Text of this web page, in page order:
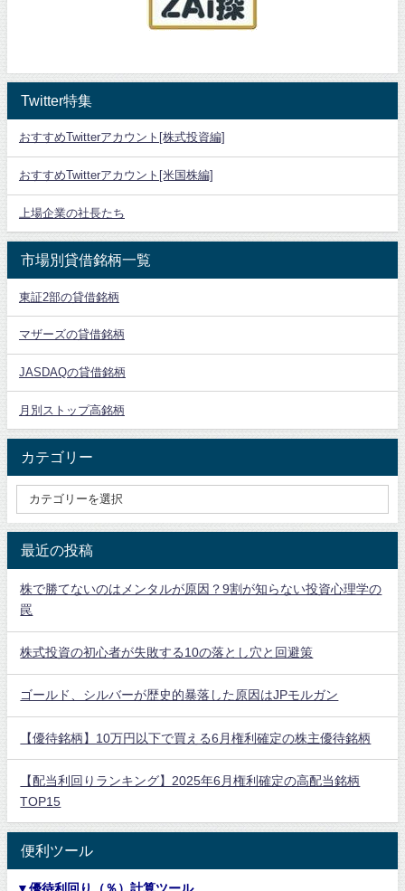
Twitter特集
おすすめTwitterアカウント[株式投資編]
おすすめTwitterアカウント[米国株編]
上場企業の社長たち
市場別貸借銘柄一覧
東証2部の貸借銘柄
マザーズの貸借銘柄
JASDAQの貸借銘柄
月別ストップ高銘柄
カテゴリー
最近の投稿
株で勝てないのはメンタルが原因？9割が知らない投資心理学の
罠
株式投資の初心者が失敗する10の落とし穴と回避策
ゴールド、シルバーが歴史的暴落した原因はJPモルガン
【優待銘柄】10万円以下で買える6月権利確定の株主優待銘柄
【配当利回りランキング】2025年6月権利確定の高配当銘柄
TOP15
便利ツール
▼優待利回り（％）計算ツール